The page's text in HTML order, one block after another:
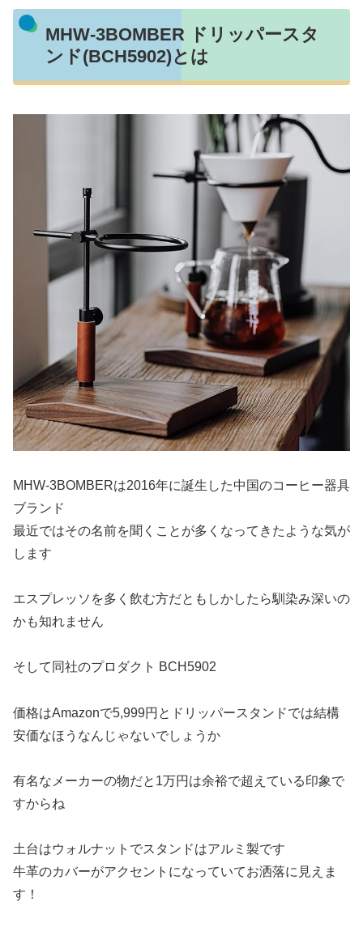
MHW-3BOMBER ドリッパースタ
ンド(BCH5902)とは
MHW-3BOMBERは2016年に誕生した中国のコーヒー器具
ブランド
最近ではその名前を聞くことが多くなってきたような気が
します
エスプレッソを多く飲む方だともしかしたら馴染み深いの
かも知れません
そして同社のプロダクト BCH5902
価格はAmazonで5,999円とドリッパースタンドでは結構
安価なほうなんじゃないでしょうか
有名なメーカーの物だと1万円は余裕で超えている印象で
すからね
土台はウォルナットでスタンドはアルミ製です
牛革のカバーがアクセントになっていてお洒落に見えま
す！